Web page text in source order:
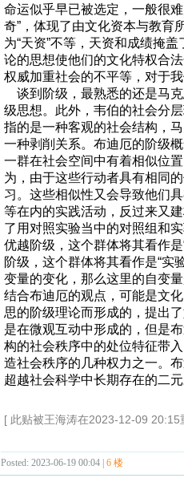
命运似乎早已被选定，一般很
奇”，体现了由文化资本与教育
为“天资”不等，天资和成绩掩
论的思想使他们的文化特权合
权威加重社会的不平等，对于
谈到阶级，最熟悉的还是马
级思想。此外，韦伯的社会分
指的是一种客观的社会结构，
一种剥削关系。布迪厄的阶级
一群在社会空间中有着相似位
为，由于这些行动者具有相同
习。这些相似性又会导致他们
等在内的实践活动，反过来又
了用对照实验当中的对照组和
优越阶级，这个群体将其看作
阶级，这个群体将其看作是“实
变量的变化，那么这里的自变
结合布迪厄的观点，可能是文
思的阶级理论而形成的，提出
是在微观互动中形成的，但是
构的社会秩序中的处位特征带
造社会秩序的几种权力之一。
超越社会科学中长期存在的二
[ 此贴被王海涛在2023-12-09 20:15
Posted: 2023-06-19 00:04 | 6 楼